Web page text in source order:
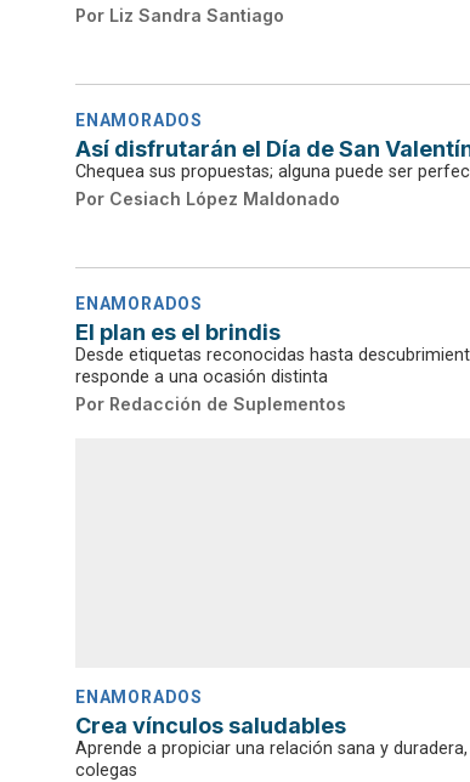
Por Liz Sandra Santiago
ENAMORADOS
Así disfrutarán el Día de San
Chequea sus propuestas; alguna puede ser
Por Cesiach López Maldonado
ENAMORADOS
El plan es el brindis
Desde etiquetas reconocidas hasta
responde a una ocasión distinta
Por Redacción de Suplementos
ENAMORADOS
Crea vínculos saludables
Aprende a propiciar una relación sana y
colegas